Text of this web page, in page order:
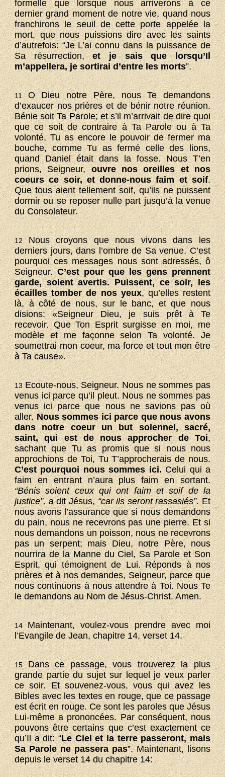
formelle que lorsque nous arriverons à ce
dernier grand moment de notre vie, quand nous
franchirons le seuil de cette porte appelée la
mort, que nous puissions dire avec les saints
d’autrefois: “Je L’ai connu dans la puissance de
Sa résurrection,et je sais que lorsqu’Il
m’appellera, je sortirai d’entre les morts”.
11O Dieu notre Père, nous Te demandons
d’exaucer nos prières et de bénir notre réunion.
Bénie soit Ta Parole; et s’il m’arrivait de dire quoi
que ce soit de contraire à Ta Parole ou à Ta
volonté, Tu as encore le pouvoir de fermer ma
bouche, comme Tu as fermé celle des lions,
quand Daniel était dans la fosse. Nous T’en
prions, Seigneur,ouvre nos oreilles et nos
coeurs ce soir, et donne-nous faim et soif.
Que tous aient tellement soif, qu’ils ne puissent
dormir ou se reposer nulle part jusqu’à la venue
du Consolateur.
12Nous croyons que nous vivons dans les
derniers jours, dans l’ombre de Sa venue. C’est
pourquoi ces messages nous sont adressés, ô
Seigneur.C’est pour que les gens prennent
garde, soient avertis. Puissent, ce soir, les
écailles tomber de nos yeux, qu’elles restent
là, à côté de nous, sur le banc, et que nous
disions: «Seigneur Dieu, je suis prêt à Te
recevoir. Que Ton Esprit surgisse en moi, me
modèle et me façonne selon Ta volonté. Je
soumettrai mon coeur, ma force et tout mon être
à Ta cause».
13Ecoute-nous, Seigneur. Nous ne sommes pas
venus ici parce qu’il pleut. Nous ne sommes pas
venus ici parce que nous ne savions pas où
aller.Nous sommes ici parce que nous avons
dans notre coeur un but solennel, sacré,
saint, qui est de nous approcher de Toi,
sachant que Tu as promis que si nous nous
approchions de Toi, Tu T’approcherais de nous.
C’est pourquoi nous sommes ici.Celui qui a
faim en entrant n’aura plus faim en sortant.
“Bénis soient ceux qui ont faim et soif de la
justice”,a dit Jésus,“car ils seront rassasiés”.Et
nous avons l’assurance que si nous demandons
du pain, nous ne recevrons pas une pierre. Et si
nous demandons un poisson, nous ne recevrons
pas un serpent; mais Dieu, notre Père, nous
nourrira de la Manne du Ciel, Sa Parole et Son
Esprit, qui témoignent de Lui. Réponds à nos
prières et à nos demandes, Seigneur, parce que
nous continuons à nous attendre à Toi. Nous Te
le demandons au Nom de Jésus-Christ. Amen.
14Maintenant, voulez-vous prendre avec moi
l’Evangile de Jean, chapitre 14, verset 14.
15Dans ce passage, vous trouverez la plus
grande partie du sujet sur lequel je veux parler
ce soir. Et souvenez-vous, vous qui avez les
Bibles avec les textes en rouge, que ce passage
est écrit en rouge. Ce sont les paroles que Jésus
Lui-même a prononcées. Par conséquent, nous
pouvons être certains que c’est exactement ce
qu’Il a dit: “Le Ciel et la terre passeront, mais
Sa Parole ne passera pas”. Maintenant, lisons
depuis le verset 14 du chapitre 14: